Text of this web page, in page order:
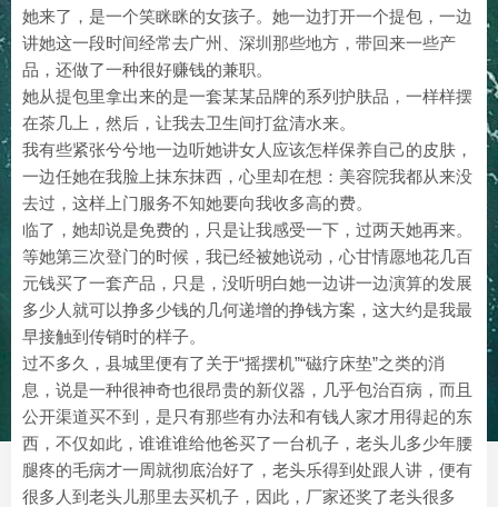
她来了，是一个笑眯眯的女孩子。她一边打开一个提包，一边
讲她这一段时间经常去广州、深圳那些地方，带回来一些产
品，还做了一种很好赚钱的兼职。
她从提包里拿出来的是一套某某品牌的系列护肤品，一样样摆
在茶几上，然后，让我去卫生间打盆清水来。
我有些紧张兮兮地一边听她讲女人应该怎样保养自己的皮肤，
一边任她在我脸上抹东抹西，心里却在想：美容院我都从来没
去过，这样上门服务不知她要向我收多高的费。
临了，她却说是免费的，只是让我感受一下，过两天她再来。
等她第三次登门的时候，我已经被她说动，心甘情愿地花几百
元钱买了一套产品，只是，没听明白她一边讲一边演算的发展
多少人就可以挣多少钱的几何递增的挣钱方案，这大约是我最
早接触到传销时的样子。
过不多久，县城里便有了关于“摇摆机”“磁疗床垫”之类的消
息，说是一种很神奇也很昂贵的新仪器，几乎包治百病，而且
公开渠道买不到，是只有那些有办法和有钱人家才用得起的东
西，不仅如此，谁谁谁给他爸买了一台机子，老头儿多少年腰
腿疼的毛病才一周就彻底治好了，老头乐得到处跟人讲，便有
很多人到老头儿那里去买机子，因此，厂家还奖了老头很多